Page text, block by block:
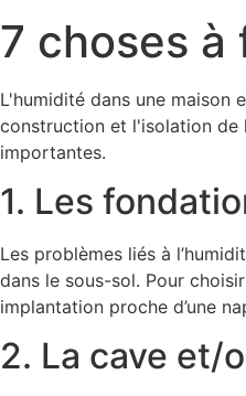
7 choses à
L'humidité dans une maison
construction et l'isolation de
importantes.
1. Les
Les problèmes liés à
dans le sous-sol. Pour
implantation proche d’une
2. La cave et/